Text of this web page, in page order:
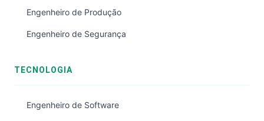
Engenheiro de Produção
Engenheiro de Segurança
TECNOLOGIA
Engenheiro de Software